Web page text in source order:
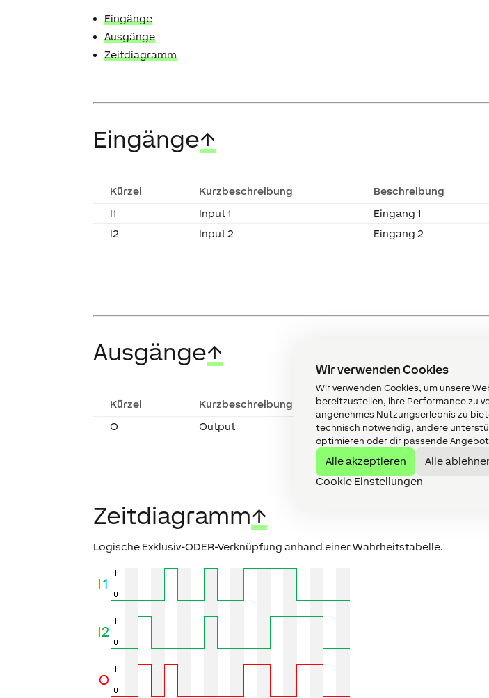
Wir verwenden Cookies
Wir verwenden Cookies, um unsere
bereitzustellen, ihre Performance zu
angenehmes Nutzungserlebnis zu
technisch notwendig, andere
optimieren oder dir passende
Alle akzeptieren
Alle
Cookie Einstellungen
Eingänge
Ausgänge
Zeitdiagramm
Eingänge↑
Kürzel Kurzbeschreibung Beschreibung
I1
Input 1 Eingang 1
I2
Input 2 Eingang 2
Ausgänge↑
Kürzel Kurzbeschreibung Beschreibung
O
Output Ausgang
Zeitdiagramm↑
Logische Exklusiv-ODER-Verknüpfung anhand einer Wahrheitstabelle.